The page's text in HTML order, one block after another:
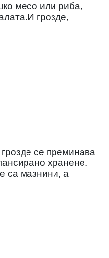
месо или риба,
грозде,
се преминава
хранене.
са мазнини, а